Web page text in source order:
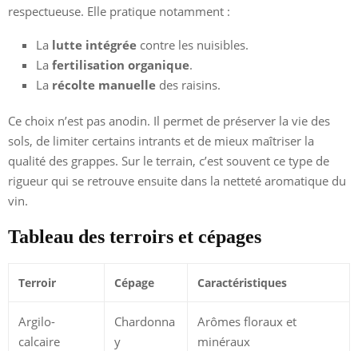
respectueuse. Elle pratique notamment :
La lutte intégrée contre les nuisibles.
La fertilisation organique.
La récolte manuelle des raisins.
Ce choix n’est pas anodin. Il permet de préserver la vie des
sols, de limiter certains intrants et de mieux maîtriser la
qualité des grappes. Sur le terrain, c’est souvent ce type de
rigueur qui se retrouve ensuite dans la netteté aromatique du
vin.
Tableau des terroirs et cépages
Terroir Cépage Caractéristiques
Argilo-
calcaire
Chardonna
y
Arômes floraux et
minéraux